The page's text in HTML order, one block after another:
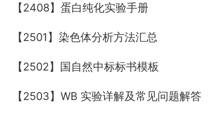
【2408】蛋白纯化实验手册
【2501】染色体分析方法汇总
【2502】国自然中标标书模板
【2503】WB 实验详解及常见问题解答